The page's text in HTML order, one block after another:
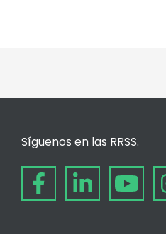
Síguenos en las RRSS.